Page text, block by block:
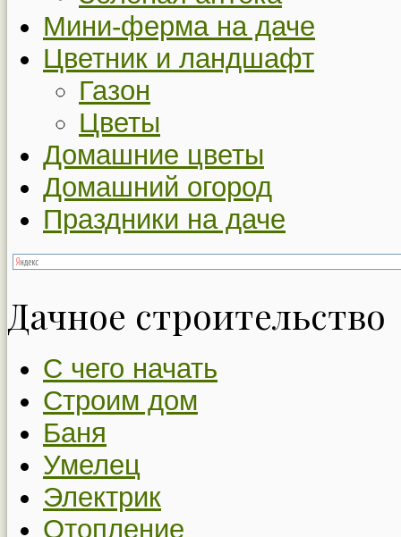
Мини-ферма на даче
Цветник и ландшафт
Газон
Цветы
Домашние цветы
Домашний огород
Праздники на даче
Дачное строительство
С чего начать
Строим дом
Баня
Умелец
Электрик
Отопление